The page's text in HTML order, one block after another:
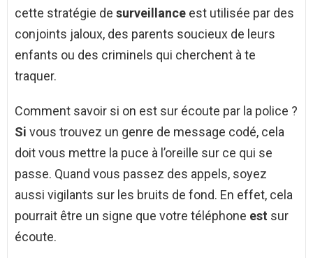
cette stratégie de surveillance est utilisée par des
conjoints jaloux, des parents soucieux de leurs
enfants ou des criminels qui cherchent à te
traquer.
Comment savoir si on est sur écoute par la police ?
Si vous trouvez un genre de message codé, cela
doit vous mettre la puce à l’oreille sur ce qui se
passe. Quand vous passez des appels, soyez
aussi vigilants sur les bruits de fond. En effet, cela
pourrait être un signe que votre téléphone est sur
écoute.